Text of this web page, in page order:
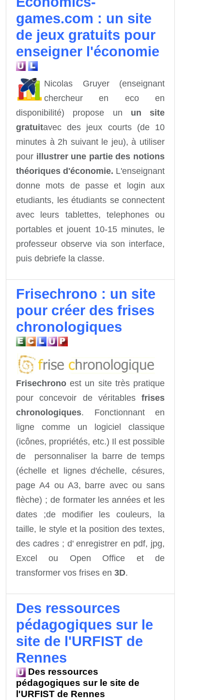
games.com : un site
de jeux gratuits pour
enseigner l'économie
Nicolas Gruyer (enseignant
chercheur en eco en
disponibilité) propose un un site
gratuitavec des jeux courts (de 10
minutes à 2h suivant le jeu), à utiliser
pour illustrer une partie des notions
théoriques d'économie. L'enseignant
donne mots de passe et login aux
etudiants, les étudiants se connectent
avec leurs tablettes, telephones ou
portables et jouent 10-15 minutes, le
professeur observe via son interface,
puis debriefe la classe.
Frisechrono : un site
pour créer des frises
chronologiques
Frisechrono est un site très pratique
pour concevoir de véritables frises
chronologiques. Fonctionnant en
ligne comme un logiciel classique
(icônes, propriétés, etc.) Il est possible
de personnaliser la barre de temps
(échelle et lignes d'échelle, césures,
page A4 ou A3, barre avec ou sans
flèche) ; de formater les années et les
dates ;de modifier les couleurs, la
taille, le style et la position des textes,
des cadres ; d' enregistrer en pdf, jpg,
Excel ou Open Office et de
transformer vos frises en 3D.
Des ressources
pédagogiques sur le
site de l'URFIST de
Rennes
Des ressources
pédagogiques sur le site de
l'URFIST de Rennes